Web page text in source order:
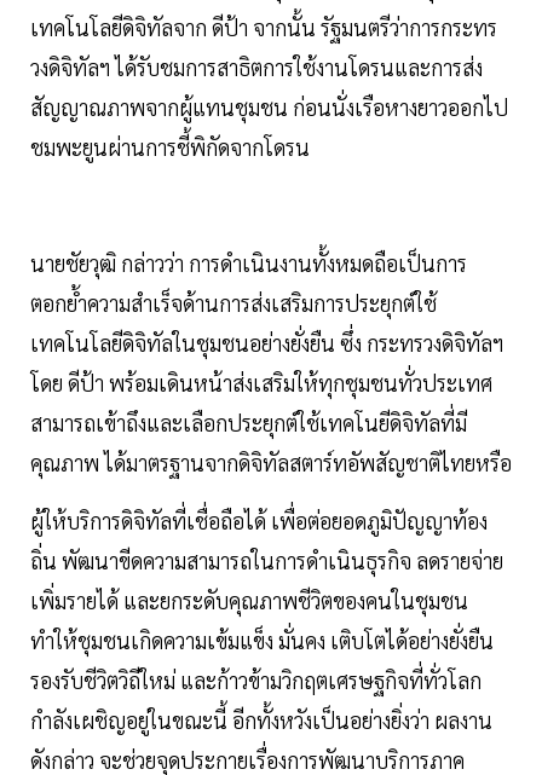
เทคโนโลยีดิจิทัลจาก ดีป้า จากนั้น รัฐมนตรีว่าการกระทร
วงดิจิทัลฯ ได้รับชมการสาธิตการใช้งานโดรนและการส่ง
สัญญาณภาพจากผู้แทนชุมชน ก่อนนั่งเรือหางยาวออกไป
ชมพะยูนผ่านการชี้พิกัดจากโดรน
นายชัยวุฒิ กล่าวว่า การดำเนินงานทั้งหมดถือเป็นการ
ตอกย้ำความสำเร็จด้านการส่งเสริมการประยุกต์ใช้
เทคโนโลยีดิจิทัลในชุมชนอย่างยั่งยืน ซึ่ง กระทรวงดิจิทัลฯ
โดย ดีป้า พร้อมเดินหน้าส่งเสริมให้ทุกชุมชนทั่วประเทศ
สามารถเข้าถึงและเลือกประยุกต์ใช้เทคโนยีดิจิทัลที่มี
คุณภาพ ได้มาตรฐานจากดิจิทัลสตาร์ทอัพสัญชาติไทยหรือ
ผู้ให้บริการดิจิทัลที่เชื่อถือได้ เพื่อต่อยอดภูมิปัญญาท้อง
ถิ่น พัฒนาขีดความสามารถในการดำเนินธุรกิจ ลดรายจ่าย
เพิ่มรายได้ และยกระดับคุณภาพชีวิตของคนในชุมชน
ทำให้ชุมชนเกิดความเข้มแข็ง มั่นคง เติบโตได้อย่างยั่งยืน
รองรับชีวิตวิถีใหม่ และก้าวข้ามวิกฤตเศรษฐกิจที่ทั่วโลก
กำลังเผชิญอยู่ในขณะนี้ อีกทั้งหวังเป็นอย่างยิ่งว่า ผลงาน
ดังกล่าว จะช่วยจุดประกายเรื่องการพัฒนาบริการภาค